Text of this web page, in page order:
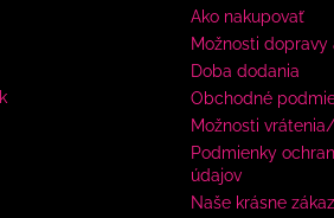
Ako nakupovať
Možnosti
Doba dodania
Obchodné
Možnosti
Podmienky
údajov
Naše krásne